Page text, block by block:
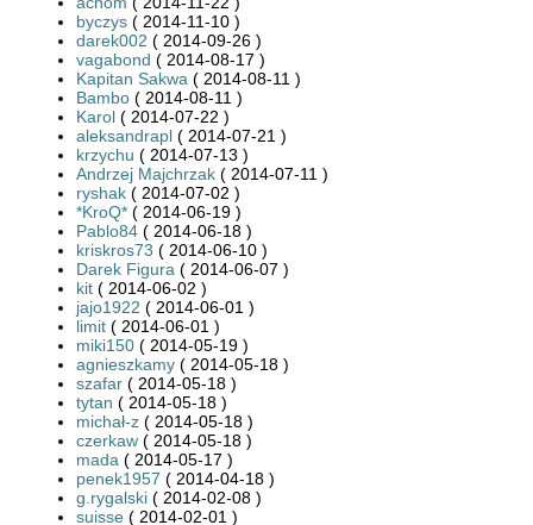
byczys ( 2014-11-10 )
darek002 ( 2014-09-26 )
vagabond ( 2014-08-17 )
Kapitan Sakwa ( 2014-08-11 )
Bambo ( 2014-08-11 )
Karol ( 2014-07-22 )
aleksandrapl ( 2014-07-21 )
krzychu ( 2014-07-13 )
Andrzej Majchrzak ( 2014-07-11 )
ryshak ( 2014-07-02 )
*KroQ* ( 2014-06-19 )
Pablo84 ( 2014-06-18 )
kriskros73 ( 2014-06-10 )
Darek Figura ( 2014-06-07 )
kit ( 2014-06-02 )
jajo1922 ( 2014-06-01 )
limit ( 2014-06-01 )
miki150 ( 2014-05-19 )
agnieszkamy ( 2014-05-18 )
szafar ( 2014-05-18 )
tytan ( 2014-05-18 )
michał-z ( 2014-05-18 )
czerkaw ( 2014-05-18 )
mada ( 2014-05-17 )
penek1957 ( 2014-04-18 )
g.rygalski ( 2014-02-08 )
suisse ( 2014-02-01 )